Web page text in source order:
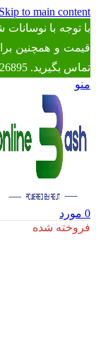
Skip to main content
با توجه با
قیمت و همچنین
تماس بگیرید. 09981226895
منو
0 مورد
فروخته شده